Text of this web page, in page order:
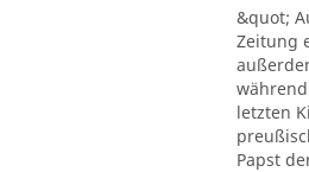
&quot;
Zeitung
letzten
Papst